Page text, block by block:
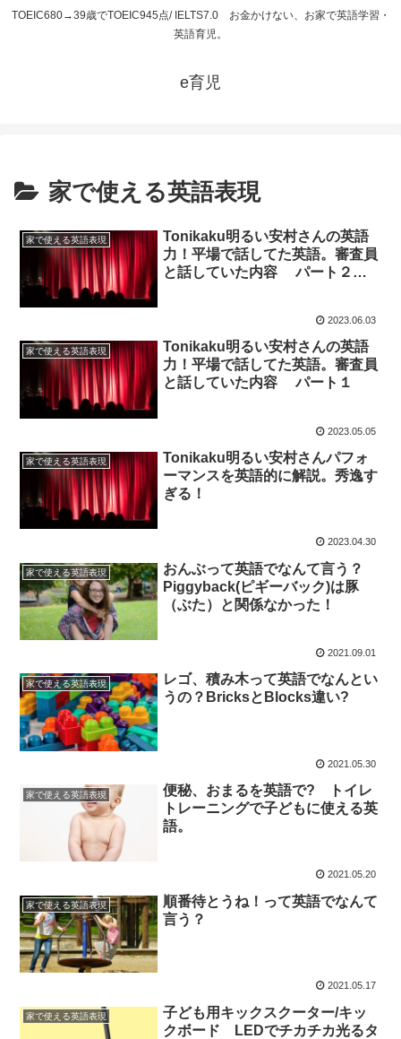
TOEIC680→39歳でTOEIC945点/ IELTS7.0 お金かけない、お家で英語学習・
英語育児。
e育児
家で使える英語表現
家で使える英語表現
Tonikaku明るい安村さんの英語
力！平場で話してた英語。審査員
と話していた内容 パート２
2023.06.03
家で使える英語表現
Tonikaku明るい安村さんの英語
力！平場で話してた英語。審査員
と話していた内容 パート１
2023.05.05
家で使える英語表現
Tonikaku明るい安村さんパフォ
ーマンスを英語的に解説。秀逸す
ぎる！
2023.04.30
家で使える英語表現
おんぶって英語でなんて言う？
Piggyback(ピギーバック)は豚
（ぶた）と関係なかった！
2021.09.01
家で使える英語表現
レゴ、積み木って英語でなんとい
うの？BricksとBlocks違い?
2021.05.30
家で使える英語表現
便秘、おまるを英語で? トイレ
トレーニングで子どもに使える英
語。
2021.05.20
家で使える英語表現
順番待とうね！って英語でなんて
言う？
2021.05.17
家で使える英語表現
子ども用キックスクーター/キッ
クボード LEDでチカチカ光るタ